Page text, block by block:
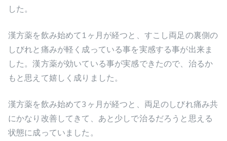
した。
漢方薬を飲み始めて1ヶ月が経つと、すこし両足の裏側の
しびれと痛みが軽く成っている事を実感する事が出来ま
した。漢方薬が効いている事が実感できたので、治るか
もと思えて嬉しく成りました。
漢方薬を飲み始めて3ヶ月が経つと、両足のしびれ痛み共
にかなり改善してきて、あと少しで治るだろうと思える
状態に成っていました。